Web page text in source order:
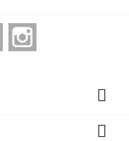
YouTube

